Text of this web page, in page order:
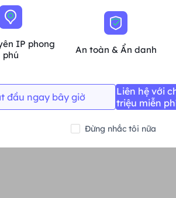
Hỗ trợ đa đồng thời
Phiên và băng thông không giới
Mua ngay
IP phong
phú
An toàn & Ẩn danh
đầu ngay bây giờ
Liên hệ với
triệu miễn
Đừng nhắc tôi nữa